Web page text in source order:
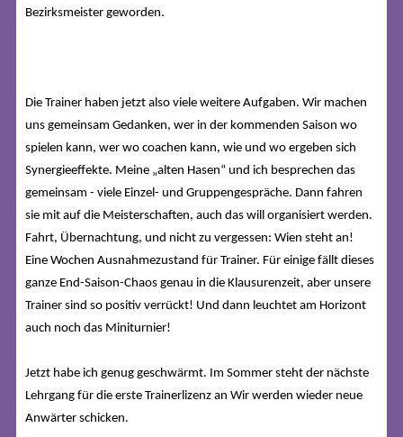
Bezirksmeister geworden.
Die Trainer haben jetzt also viele weitere Aufgaben. Wir machen
uns gemeinsam Gedanken, wer in der kommenden Saison wo
spielen kann, wer wo coachen kann, wie und wo ergeben sich
Synergieeffekte. Meine „alten Hasen“ und ich besprechen das
gemeinsam - viele Einzel- und Gruppengespräche. Dann fahren
sie mit auf die Meisterschaften, auch das will organisiert werden.
Fahrt, Übernachtung, und nicht zu vergessen: Wien steht an!
Eine Wochen Ausnahmezustand für Trainer. Für einige fällt dieses
ganze End-Saison-Chaos genau in die Klausurenzeit, aber unsere
Trainer sind so positiv verrückt! Und dann leuchtet am Horizont
auch noch das Miniturnier!
Jetzt habe ich genug geschwärmt. Im Sommer steht der nächste
Lehrgang für die erste Trainerlizenz an Wir werden wieder neue
Anwärter schicken.